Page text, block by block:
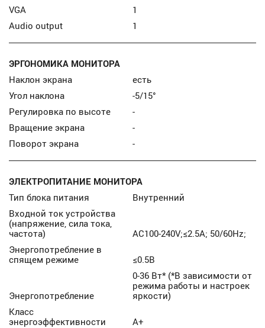
VGA
1
Audio output
1
ЭРГОНОМИКА МОНИТОРА
Наклон экрана
есть
Угол наклона
-5/15°
Регулировка по высоте
-
Вращение экрана
-
Поворот экрана
-
ЭЛЕКТРОПИТАНИЕ МОНИТОРА
Тип блока питания
Внутренний
Входной ток устройства
(напряжение, сила тока,
частота)
AC100-240V;≤2.5A; 50/60Hz;
Энергопотребление в
спящем режиме
≤0.5В
Энергопотребление
0-36 Вт* (*В зависимости от
режима работы и настроек
яркости)
Класс
энергоэффективности
А+